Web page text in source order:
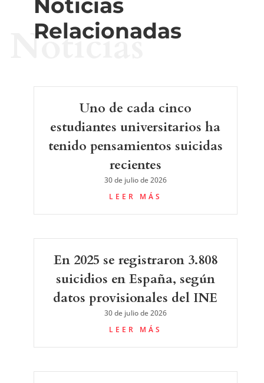
Noticias
Relacionadas
Noticias
Uno de cada cinco
estudiantes universitarios ha
tenido pensamientos suicidas
recientes
30 de julio de 2026
LEER MÁS
En 2025 se registraron 3.808
suicidios en España, según
datos provisionales del INE
30 de julio de 2026
LEER MÁS